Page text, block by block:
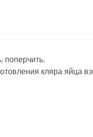
поперчить.
кляра яйца